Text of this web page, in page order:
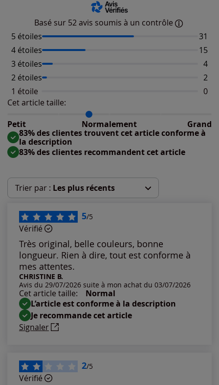
Basé sur 52 avis soumis à un contrôle
5 étoiles
31
4 étoiles
15
3 étoiles
4
2 étoiles
2
1 étoile
0
Cet article taille:
Petit
Normalement Grand
Répartition du taillant selon les avis clients
Taille normalement : 83%
Taille petit : 17%
Taille grand : 0%
83% des clientes trouvent cet article conforme à
la description
83% des clientes recommandent cet article
Trier par : Les plus récents
Les plus récents
Les plus anciens
Notes les plus élevées
Notes les plus basses
5/5
Vérifié
Très original, belle couleurs, bonne
longueur. Rien à dire, tout est conforme à
mes attentes.
CHRISTINE B.
Avis du 29/07/2026 suite à mon achat du 03/07/2026
Cet article taille:
Normal
L’article est conforme à la description
Je recommande cet article
Signaler
2/5
Vérifié